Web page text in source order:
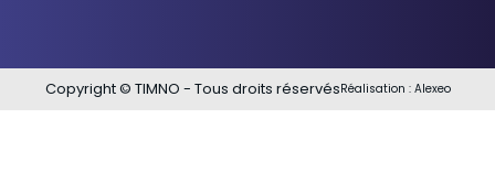
Copyright © TIMNO - Tous droits réservésRéalisation : Alexeo